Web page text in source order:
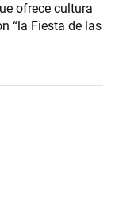
ofrece cultura
“la Fiesta de las